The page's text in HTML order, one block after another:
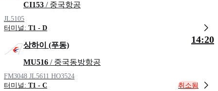
CI153 / 중국항공
JL5105
터미널: T1 - D
상하이 (푸동)
MU516 / 중국동방항공
FM3048 JL5611 HO3524
터미널: T1 - C
14:20
취소됨